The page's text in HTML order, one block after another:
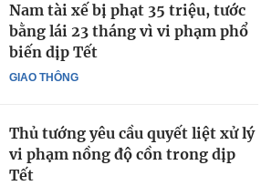
GIAO THÔNG
Nam tài xế bị phạt 35 triệu, tước
bằng lái 23 tháng vì vi phạm phổ
biến dịp Tết
Thủ tướng yêu cầu quyết liệt xử lý
vi phạm nồng độ cồn trong dịp
Tết